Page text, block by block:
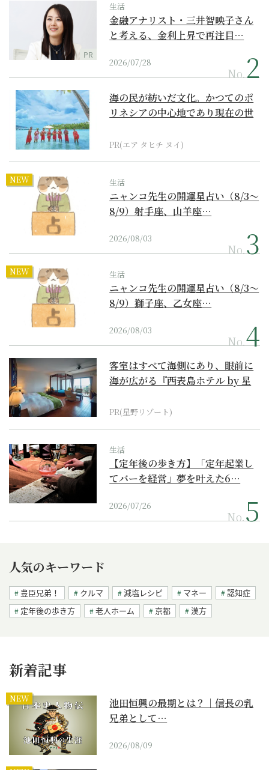
PR
生活
金融アナリスト・三井智映子さん
と考える、金利上昇で再注目…
2026/07/28
No.
海の民が紡いだ文化。かつてのポ
リネシアの中心地であり現在の世
PR(エア タヒチ ヌイ)
NEW 生活
ニャンコ先生の開運星占い（8/3～
8/9）射手座、山羊座…
2026/08/03
No.
NEW 生活
ニャンコ先生の開運星占い（8/3～
8/9）獅子座、乙女座…
2026/08/03
No.
客室はすべて海側にあり、眼前に
海が広がる『西表島ホテル by 星
PR(星野リゾート)
生活
【定年後の歩き方】「定年起業し
てバーを経営」夢を叶えた6…
2026/07/26
No.
人気のキーワード
豊臣兄弟！ クルマ 減塩レシピ マネー
認知症
定年後の歩き方
老人ホーム 京都 漢方
新着記事
NEW
池田恒興の最期とは？｜信長の乳
兄弟として…
2026/08/09